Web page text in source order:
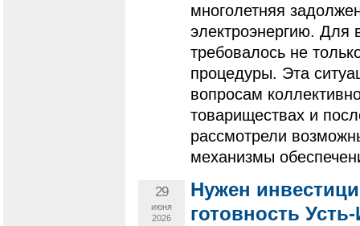
многолетняя
электроэнергию. Для
требовалось не
процедуры. Эта
вопросам
товариществах и
рассмотрели
механизмы
29
июня
2026
Нужен
готовность